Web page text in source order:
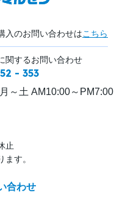
入のお問い合わせはこちら
関するお問い合わせ
- 353
月～土 AM10:00～PM7:00
止
す。
合わせ